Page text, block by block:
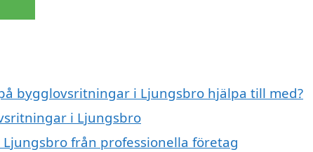
bygglovsritningar i Ljungsbro hjälpa till med?
i Ljungsbro
från professionella företag